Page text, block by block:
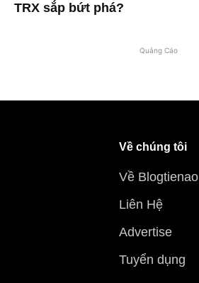
TRX sắp bứt phá?
Quảng Cáo
Về chúng tôi
Về Blogtienao
Liên Hệ
Advertise
Tuyển dụng